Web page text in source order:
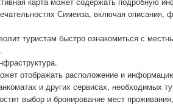
Симеиза, включая описания,
туристам быстро ознакомиться с
отображать расположение и
и других сервисах, необходимых
выбор и бронирование мест